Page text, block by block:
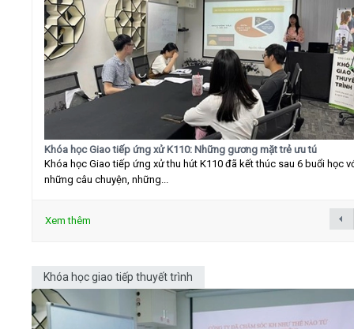
Khóa học Giao tiếp ứng xử K110: Những gương mặt trẻ ưu tú
Khóa học Giao tiếp ứng xử thu hút K110 đã kết thúc sau 6 buổi học
những câu chuyện, những...
Xem thêm
Khóa học giao tiếp thuyết trình